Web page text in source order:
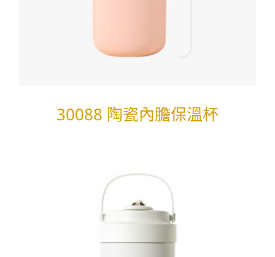
30088 陶瓷內膽保溫杯